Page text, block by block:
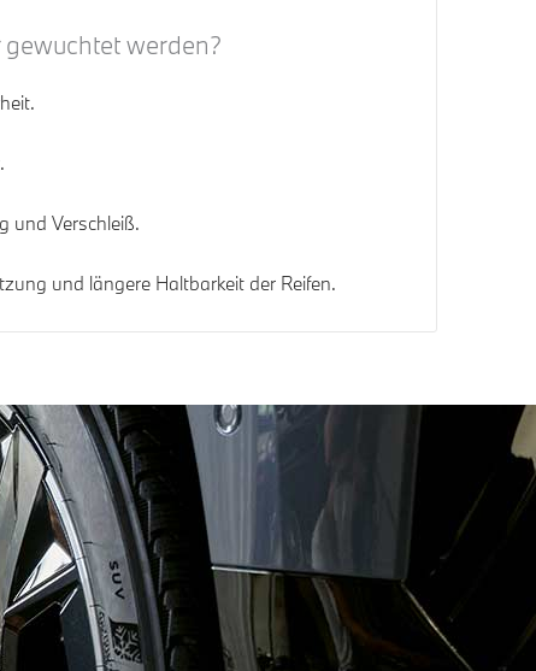
werden?
und Verschleiß.
und längere Haltbarkeit der Reifen.